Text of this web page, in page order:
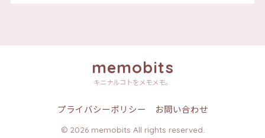
memobits
キニナルコトをメモメモ。
プライバシーポリシー お問い合わせ
© 2026 memobits All rights reserved.